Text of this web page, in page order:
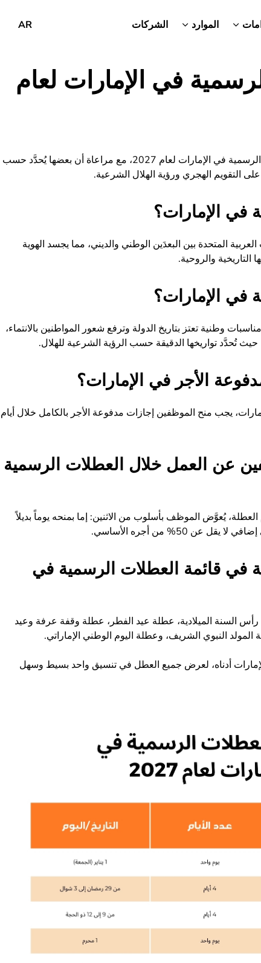
الموارد الشركات AR
في الإمارات لعام
نضع بين يديك دليلاً شاملاً يغطي العطلات الرسمية في الإمارات لعام 2027، مع مراعاة أن بعضها يُحدَّد حسب
على التقويم الهجري ورؤية الهلال الشرعية.
في الإمارات؟
المتحدة بين البعدَين الوطني والديني، مما يجسد الهوية
التاريخية والروحية.
في الإمارات؟
وطنية تعتز بتاريخ الدولة وترفع شعور المواطنين بالانتماء،
حيث تُحدَّد تواريخها الدقيقة حسب الرؤية الشرعية للهلال.
الأجر في الإمارات؟
يجب منح الموظفين إجازات مدفوعة الأجر بالكامل خلال أيام
عن العمل خلال العطلات الرسمية
يُعوَّض الموظف بأسلوب من الاثنين: إما بمنحه يوماً بديلاً
50% من أجره الأساسي.
في قائمة العطلات الرسمية في
السنة الميلادية، عطلة عيد الفطر، عطلة وقفة عرفة وعيد
النبوي الشريف، وعطلة اليوم الوطني الإماراتي.
أدناه، لعرض جميع العطل في تنسيق واحد بسيط وسهل